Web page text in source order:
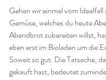
Gehen wir einmal vom Idealfall
Gemüse, welches du heute
Abendbrot zubereiten willst,
eben erst im Bioladen um die
Soweit so gut. Die Tatsache,
gekauft hast, bedeutet